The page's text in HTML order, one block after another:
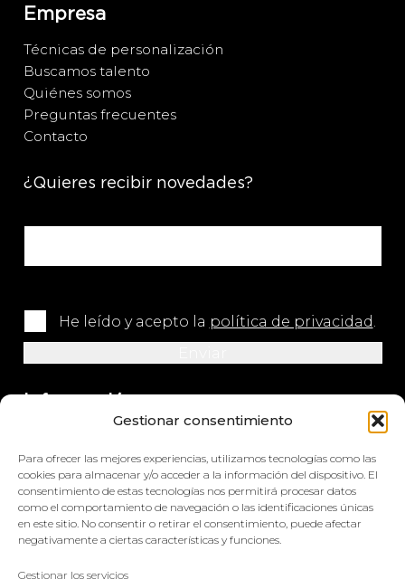
Gestionar consentimiento
Para ofrecer las mejores experiencias, utilizamos tecnologías como las
cookies para almacenar y/o acceder a la información del dispositivo. El
consentimiento de estas tecnologías nos permitirá procesar datos
como el comportamiento de navegación o las identificaciones únicas
en este sitio. No consentir o retirar el consentimiento, puede afectar
negativamente a ciertas características y funciones.
Gestionar los servicios
Empresa
Técnicas de personalización
Buscamos talento
Quiénes somos
Preguntas frecuentes
Contacto
¿Quieres recibir novedades?
He leído y acepto la política de privacidad.
Información
info@impretex.com
Síguenos en redes sociales